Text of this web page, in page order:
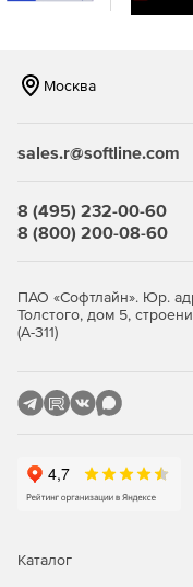
соединения DDE
позволяет легко
данных между
расположенными
DataHub Modbus
надежную
DataHub OPC
Oracle и многие
имеющиеся
Москва
sales.r@softline.com
8 (495) 232-00-60
8 (800) 200-08-60
ПАО «Софтлайн». Юр.
Толстого, дом 5,
(А-311)
Каталог